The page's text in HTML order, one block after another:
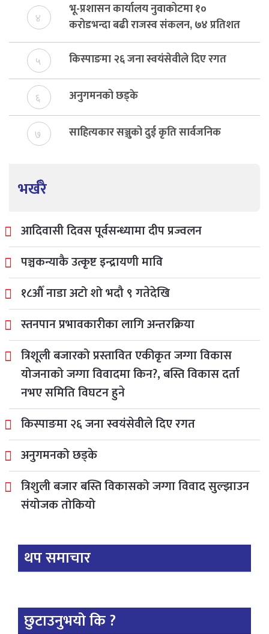
४
भू-प्रशासन कार्यालय नुवाकोटमा १०
करोडभन्दा बढी राजस्व संकलन, ७४ प्रतिशत
बेरुजु फर्छयौट
५ किस्पाङमा २६ जना स्वयंसेवीले दिए रगत
६ अनुगमनको छड्के
७ साहित्यकार सञ्जुको दुई कृति सार्वजनिक
भर्खरै
आदिवासी दिवस पूर्वसन्ध्यामा दीप प्रज्वलन
पञ्चकन्याकै उत्कृष्ट इन्द्रायणी मावि
१८औँ नाडा अटो शो भदौ ९ गतेदेखि
स्तनपान प्रभावकारीका लागि अन्तरक्रिया
त्रिशूली बजारको प्रस्तावित एकीकृत जग्गा विकास
योजनाको जग्गा विवादमा किन?, बस्ति विकास दर्ता
नभए समिति विघटन हुने
किस्पाङमा २६ जना स्वयंसेवीले दिए रगत
अनुगमनको छड्के
त्रिशुली बजार बस्ति विकासको जग्गा विवाद सुल्झाउन
संयोजक तोकियो
थप समाचार
छुटाउनुभयो कि ?